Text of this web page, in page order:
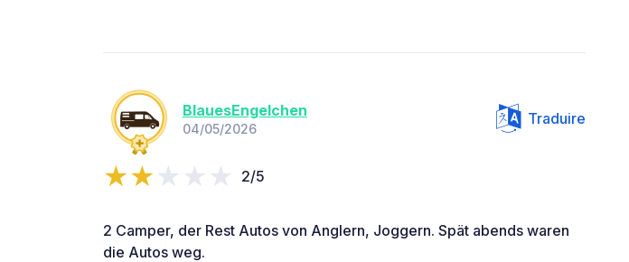
BlauesEngelchen
04/05/2026
Traduire
2/5
2 Camper, der Rest Autos von Anglern, Joggern. Spät abends waren
die Autos weg.